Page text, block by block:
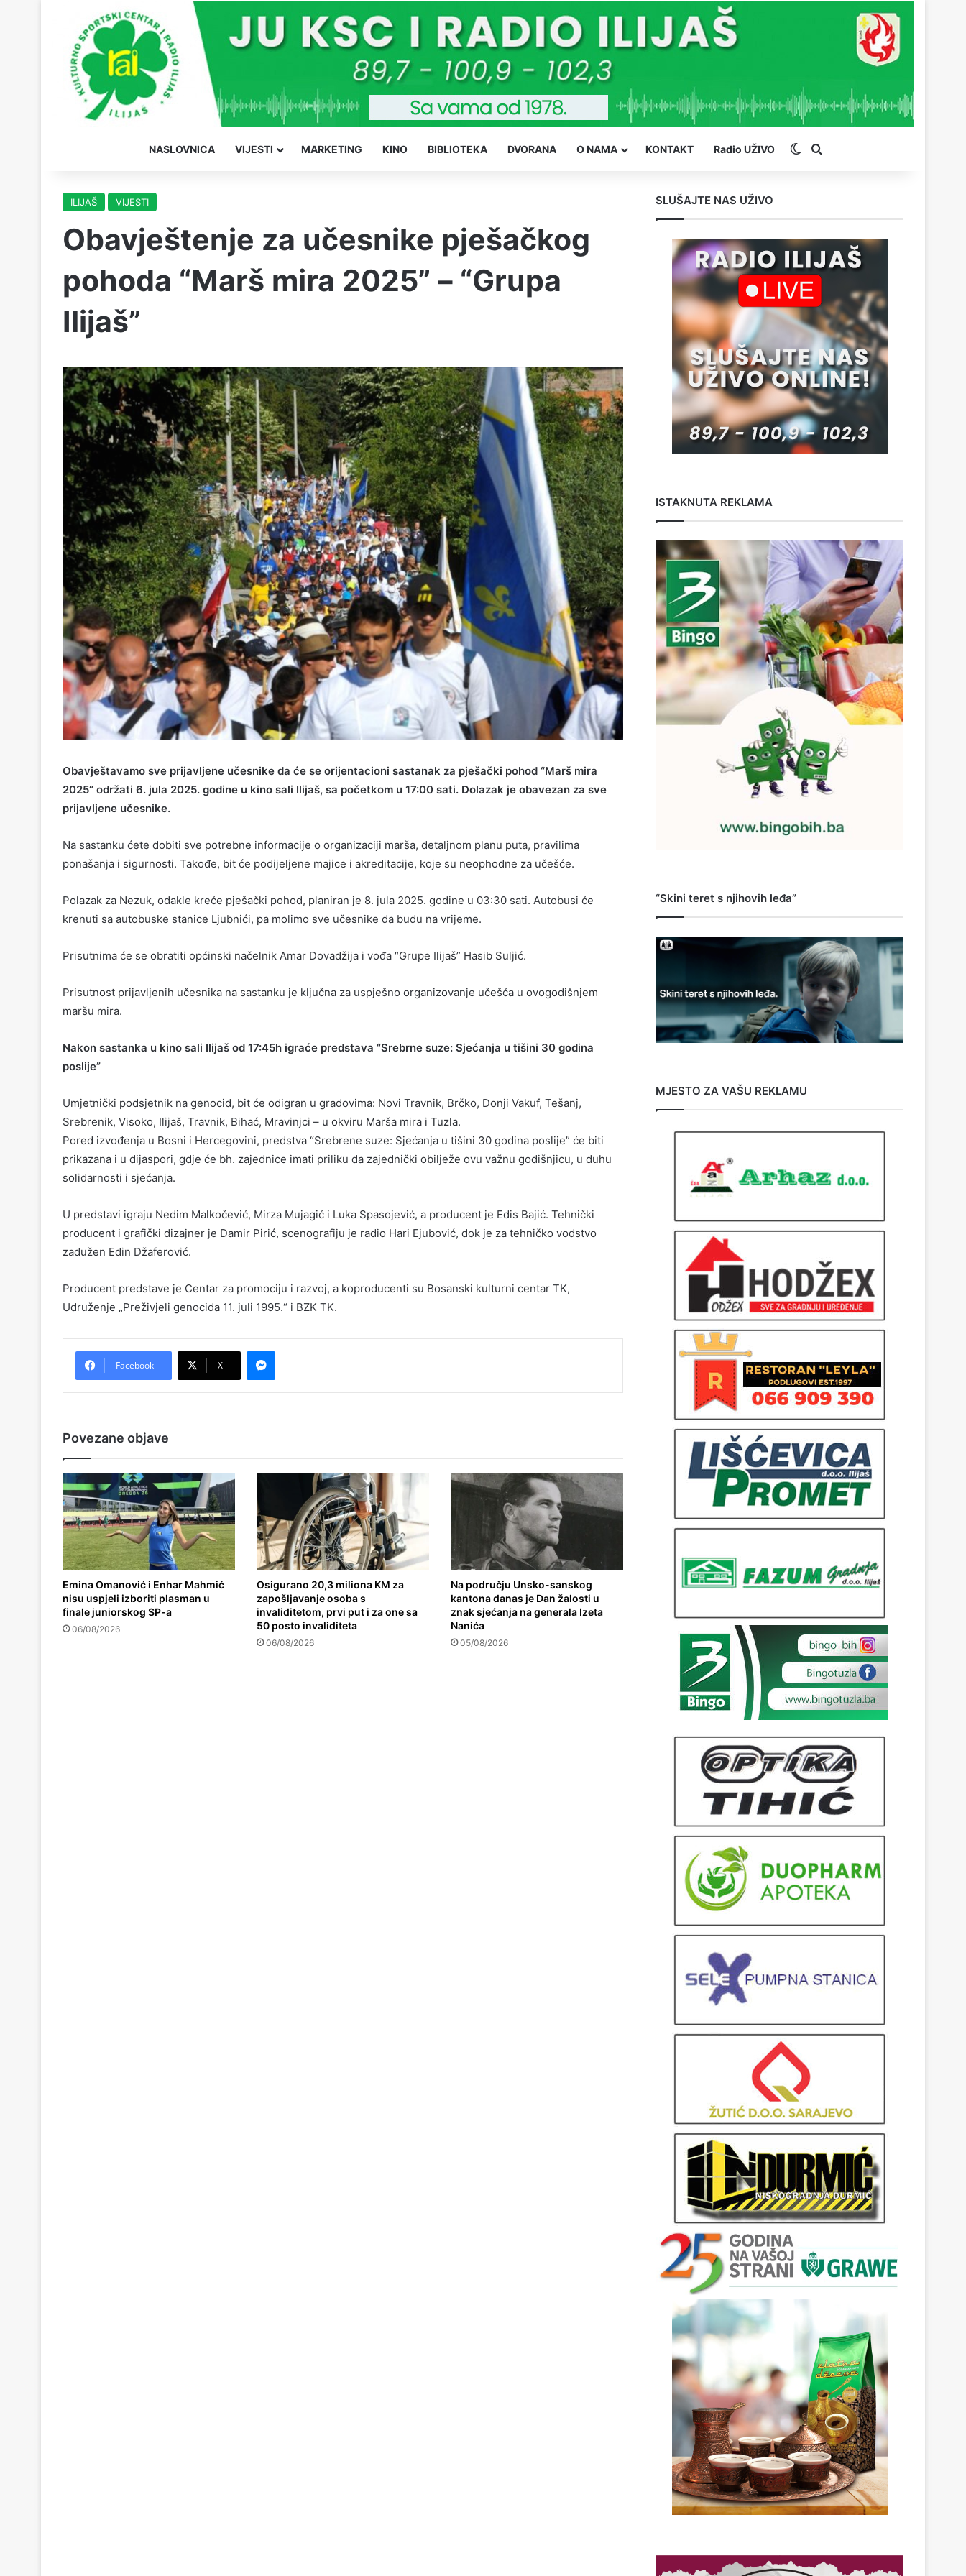
NASLOVNICA VIJESTI MARKETING KINO BIBLIOTEKA DVORANA O NAMA KONTAKT Radio UŽIVO Switch skin
ILIJAŠ VIJESTI
Obavještenje za učesnike pješačkog
pohoda “Marš mira 2025” – “Grupa
Ilijaš”
Obavještavamo sve prijavljene učesnike da će se orijentacioni sastanak za pješački pohod “Marš mira
2025” održati 6. jula 2025. godine u kino sali Ilijaš, sa početkom u 17:00 sati. Dolazak je obavezan za sve
prijavljene učesnike.
Na sastanku ćete dobiti sve potrebne informacije o organizaciji marša, detaljnom planu puta, pravilima
ponašanja i sigurnosti. Takođe, bit će podijeljene majice i akreditacije, koje su neophodne za učešće.
Polazak za Nezuk, odakle kreće pješački pohod, planiran je 8. jula 2025. godine u 03:30 sati. Autobusi će
krenuti sa autobuske stanice Ljubnići, pa molimo sve učesnike da budu na vrijeme.
Prisutnima će se obratiti općinski načelnik Amar Dovadžija i vođa “Grupe Ilijaš” Hasib Suljić.
Prisutnost prijavljenih učesnika na sastanku je ključna za uspješno organizovanje učešća u ovogodišnjem
maršu mira.
Nakon sastanka u kino sali Ilijaš od 17:45h igraće predstava “Srebrne suze: Sjećanja u tišini 30 godina
poslije”
Umjetnički podsjetnik na genocid, bit će odigran u gradovima: Novi Travnik, Brčko, Donji Vakuf, Tešanj,
Srebrenik, Visoko, Ilijaš, Travnik, Bihać, Mravinjci – u okviru Marša mira i Tuzla.
Pored izvođenja u Bosni i Hercegovini, predstva “Srebrene suze: Sjećanja u tišini 30 godina poslije” će biti
prikazana i u dijaspori, gdje će bh. zajednice imati priliku da zajednički obilježe ovu važnu godišnjicu, u duhu
solidarnosti i sjećanja.
U predstavi igraju Nedim Malkočević, Mirza Mujagić i Luka Spasojević, a producent je Edis Bajić. Tehnički
producent i grafički dizajner je Damir Pirić, scenografiju je radio Hari Ejubović, dok je za tehničko vodstvo
zadužen Edin Džaferović.
Producent predstave je Centar za promociju i razvoj, a koproducenti su Bosanski kulturni centar TK,
Udruženje „Preživjeli genocida 11. juli 1995.“ i BZK TK.
Facebook X
Povezane objave
Emina Omanović i Enhar Mahmić
nisu uspjeli izboriti plasman u
finale juniorskog SP-a
06/08/2026
Osigurano 20,3 miliona KM za
zapošljavanje osoba s
invaliditetom, prvi put i za one sa
50 posto invaliditeta
06/08/2026
Na području Unsko-sanskog
kantona danas je Dan žalosti u
znak sjećanja na generala Izeta
Nanića
05/08/2026
SLUŠAJTE NAS UŽIVO
ISTAKNUTA REKLAMA
“Skini teret s njihovih leđa”
MJESTO ZA VAŠU REKLAMU